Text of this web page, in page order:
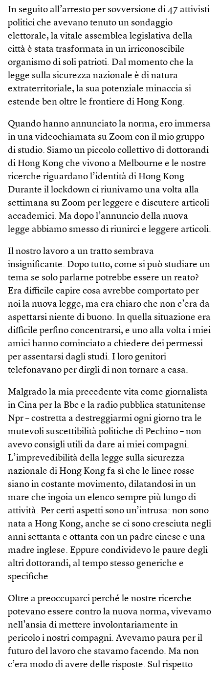
In seguito all’arresto per sovversione di 47 attivisti
politici che avevano tenuto un sondaggio
elettorale, la vitale assemblea legislativa della
città è stata trasformata in un irriconoscibile
organismo di soli patrioti. Dal momento che la
legge sulla sicurezza nazionale è di natura
extraterritoriale, la sua potenziale minaccia si
estende ben oltre le frontiere di Hong Kong.
Quando hanno annunciato la norma, ero immersa
in una videochiamata su Zoom con il mio gruppo
di studio. Siamo un piccolo collettivo di dottorandi
di Hong Kong che vivono a Melbourne e le nostre
ricerche riguardano l’identità di Hong Kong.
Durante il lockdown ci riunivamo una volta alla
settimana su Zoom per leggere e discutere articoli
accademici. Ma dopo l’annuncio della nuova
legge abbiamo smesso di riunirci e leggere articoli.
Il nostro lavoro a un tratto sembrava
insignificante. Dopo tutto, come si può studiare un
tema se solo parlarne potrebbe essere un reato?
Era difficile capire cosa avrebbe comportato per
noi la nuova legge, ma era chiaro che non c’era da
aspettarsi niente di buono. In quella situazione era
difficile perfino concentrarsi, e uno alla volta i miei
amici hanno cominciato a chiedere dei permessi
per assentarsi dagli studi. I loro genitori
telefonavano per dirgli di non tornare a casa.
Malgrado la mia precedente vita come giornalista
in Cina per la Bbc e la radio pubblica statunitense
Npr – costretta a destreggiarmi ogni giorno tra le
mutevoli suscettibilità politiche di Pechino – non
avevo consigli utili da dare ai miei compagni.
L’imprevedibilità della legge sulla sicurezza
nazionale di Hong Kong fa sì che le linee rosse
siano in costante movimento, dilatandosi in un
mare che ingoia un elenco sempre più lungo di
attività. Per certi aspetti sono un’intrusa: non sono
nata a Hong Kong, anche se ci sono cresciuta negli
anni settanta e ottanta con un padre cinese e una
madre inglese. Eppure condividevo le paure degli
altri dottorandi, al tempo stesso generiche e
specifiche.
Oltre a preoccuparci perché le nostre ricerche
potevano essere contro la nuova norma, vivevamo
nell’ansia di mettere involontariamente in
pericolo i nostri compagni. Avevamo paura per il
futuro del lavoro che stavamo facendo. Ma non
c’era modo di avere delle risposte. Sul rispetto